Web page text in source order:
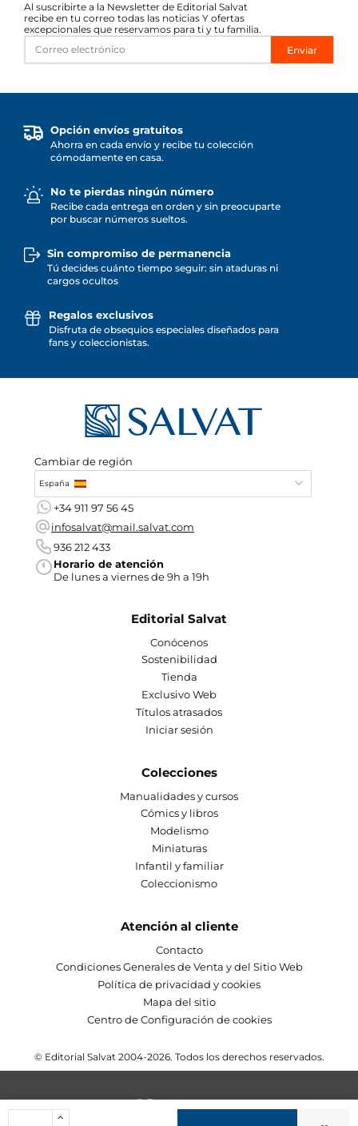
Al suscribirte a la Newsletter de Editorial Salvat
recibe en tu correo todas las noticias Y ofertas
excepcionales que reservamos para ti y tu familia.
Enviar
Opción envíos gratuitos
Ahorra en cada envío y recibe tu colección
cómodamente en casa.
No te pierdas ningún número
Recibe cada entrega en orden y sin preocuparte
por buscar números sueltos.
Sin compromiso de permanencia
Tú decides cuánto tiempo seguir: sin ataduras ni
cargos ocultos
Regalos exclusivos
Disfruta de obsequios especiales diseñados para
fans y coleccionistas.
Cambiar de región
España
+34 911 97 56 45
infosalvat@mail.salvat.com
936 212 433
Horario de atención
De lunes a viernes de 9h a 19h
Editorial Salvat
Conócenos
Sostenibilidad
Tienda
Exclusivo Web
Títulos atrasados
Iniciar sesión
Colecciones
Manualidades y cursos
Cómics y libros
Modelismo
Miniaturas
Infantil y familiar
Coleccionismo
Atención al cliente
Contacto
Condiciones Generales de Venta y del Sitio Web
Política de privacidad y cookies
Mapa del sitio
Centro de Configuración de cookies
© Editorial Salvat 2004-2026. Todos los derechos reservados.